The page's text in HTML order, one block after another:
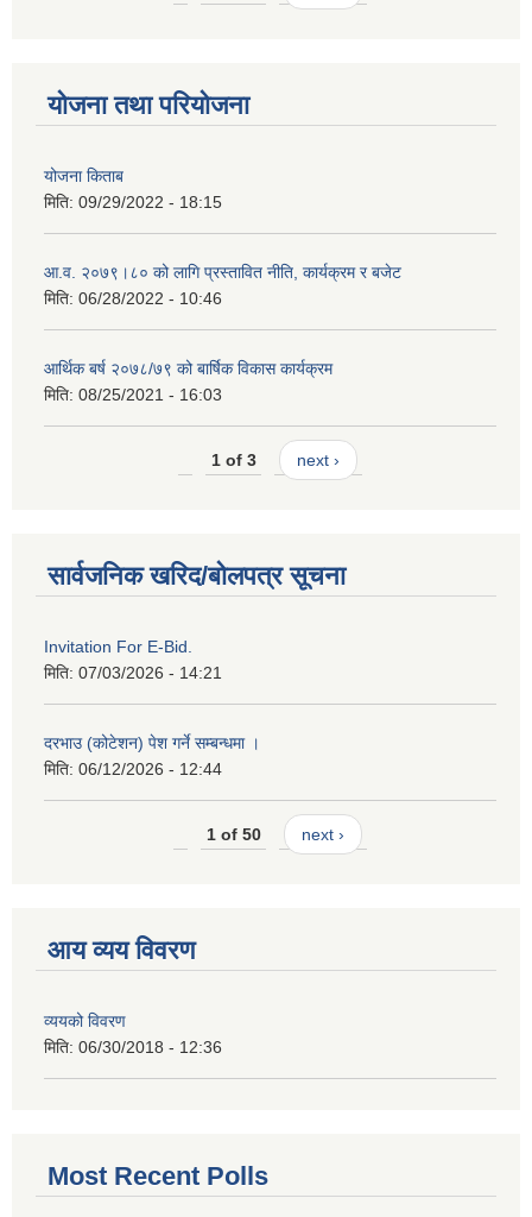
योजना तथा परियोजना
योजना किताब
मिति: 09/29/2022 - 18:15
आ.व. २०७९।८० को लागि प्रस्तावित नीति, कार्यक्रम र बजेट
मिति: 06/28/2022 - 10:46
आर्थिक बर्ष २०७८/७९ को बार्षिक विकास कार्यक्रम
मिति: 08/25/2021 - 16:03
1 of 3 next ›
सार्वजनिक खरिद/बोलपत्र सूचना
Invitation For E-Bid.
मिति: 07/03/2026 - 14:21
दरभाउ (कोटेशन) पेश गर्ने सम्बन्धमा ।
मिति: 06/12/2026 - 12:44
1 of 50 next ›
आय व्यय विवरण
व्ययको विवरण
मिति: 06/30/2018 - 12:36
Most Recent Polls